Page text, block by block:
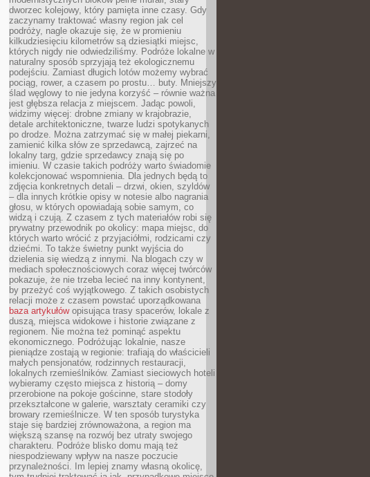
dworzec kolejowy, który pamięta inne czasy. Gdy
zaczynamy traktować własny region jak cel
podróży, nagle okazuje się, że w promieniu
kilkudziesięciu kilometrów są dziesiątki miejsc,
których nigdy nie odwiedziliśmy. Podróże lokalne w
naturalny sposób sprzyjają też ekologicznemu
podejściu. Zamiast długich lotów możemy wybrać
pociąg, rower, a czasem po prostu… buty. Mniejszy
ślad węglowy to nie jedyna korzyść – równie ważna
jest głębsza relacja z miejscem. Jadąc powoli,
widzimy więcej: drobne zmiany w krajobrazie,
detale architektoniczne, twarze ludzi spotykanych
po drodze. Można zatrzymać się w małej piekarni,
zamienić kilka słów ze sprzedawcą, zajrzeć na
lokalny targ, gdzie sprzedawcy znają się po
imieniu. W czasie takich podróży warto świadomie
kolekcjonować wspomnienia. Dla jednych będą to
zdjęcia konkretnych detali – drzwi, okien, szyldów
– dla innych krótkie opisy w notesie albo nagrania
głosu, w których opowiadają sobie samym, co
widzą i czują. Z czasem z tych materiałów robi się
prywatny przewodnik po okolicy: mapa miejsc, do
których warto wrócić z przyjaciółmi, rodzicami czy
dziećmi. To także świetny punkt wyjścia do
dzielenia się wiedzą z innymi. Na blogach czy w
mediach społecznościowych coraz więcej twórców
pokazuje, że nie trzeba lecieć na inny kontynent,
by przeżyć coś wyjątkowego. Z takich osobistych
relacji może z czasem powstać uporządkowana
baza artykułówopisująca trasy spacerów, lokale z
duszą, miejsca widokowe i historie związane z
regionem. Nie można też pominąć aspektu
ekonomicznego. Podróżując lokalnie, nasze
pieniądze zostają w regionie: trafiają do właścicieli
małych pensjonatów, rodzinnych restauracji,
lokalnych rzemieślników. Zamiast sieciowych hoteli
wybieramy często miejsca z historią – domy
przerobione na pokoje gościnne, stare stodoły
przekształcone w galerie, warsztaty ceramiki czy
browary rzemieślnicze. W ten sposób turystyka
staje się bardziej zrównoważona, a region ma
większą szansę na rozwój bez utraty swojego
charakteru. Podróże blisko domu mają też
niespodziewany wpływ na nasze poczucie
przynależności. Im lepiej znamy własną okolicę,